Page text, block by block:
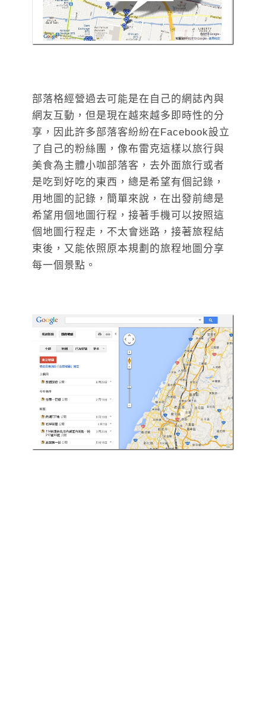
部落格經營過去可能是在自己的網誌內與
網友互動，但是現在越來越多即時性的分
享，因此許多部落客紛紛在Facebook設立
了自己的粉絲團，像布雷克這樣以旅行與
美食為主體小咖部落客，去外面旅行或者
是吃到好吃的東西，總是希望有個記錄，
用地圖的記錄，簡單來說，在出發前總是
希望用個地圖行程，接著手機可以按照這
個地圖行程走，不太會迷路，接著旅程結
束後，又能依照原本規劃的旅程地圖分享
每一個景點。